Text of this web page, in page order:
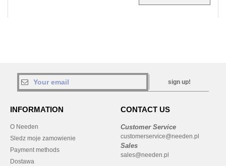
sign up!
INFORMATION
O Needen
Sledz moje zamowienie
Payment methods
Dostawa
CONTACT US
Customer Service
customerservice@needen.pl
Sales
sales@needen.pl